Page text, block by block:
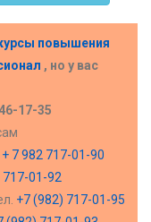
повышения
, но у вас
17-35
+ 7 982 717-01-90
717-01-92
+7 (982) 717-01-95